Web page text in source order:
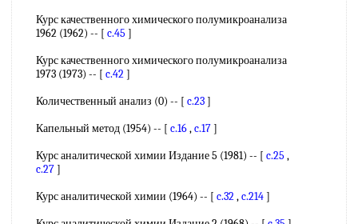
Курс качественного химического полумикроанализа
1962 (1962) -- [ c.45 ]
Курс качественного химического полумикроанализа
1973 (1973) -- [ c.42]
Количественный анализ (0) -- [ c.23]
Капельный метод (1954) -- [ c.16,c.17]
Курс аналитической химии Издание 5 (1981) -- [ c.25 ,
c.27]
Курс аналитической химии (1964) -- [ c.32,c.214]